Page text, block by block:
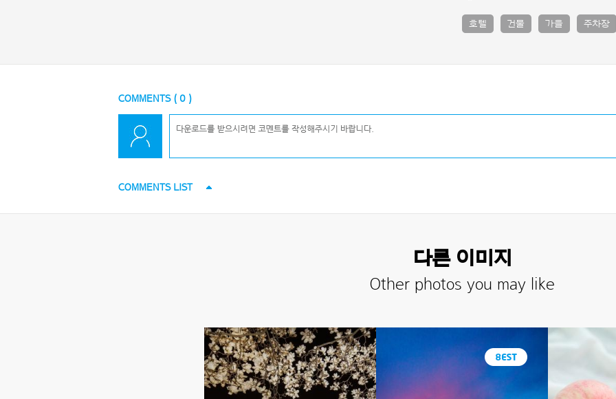
호텔 건물 가을 주차장
COMMENTS ( 0 )
COMMENTS LIST
다른 이미지
Other photos you may like